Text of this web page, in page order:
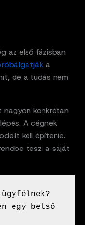
az első fázisban
a
de a tudás nem
nagyon konkrétan
A cégnek
kell építenie.
teszi a saját
egy belső